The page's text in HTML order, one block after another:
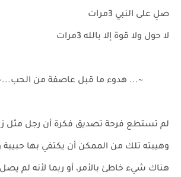
صلِ على النبي 3مرات
لا حول ولا قوة إلا بالله 3مرات
~... هدوء ما قبل عاصفة من
لم تستطع فرحة تصديق فكرة أن رجل مثل
وهيبته تلك من الممكن أن يكتفي بها حبيبة
هناك شيء خاطئ بالأمر، أو ربما لأنه لم